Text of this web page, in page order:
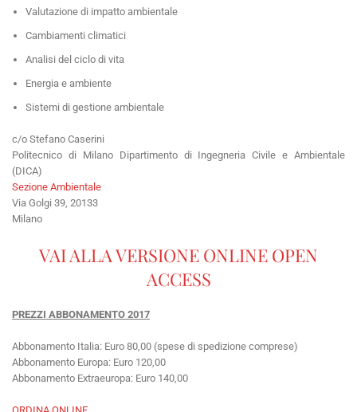
Valutazione di impatto ambientale
Cambiamenti climatici
Analisi del ciclo di vita
Energia e ambiente
Sistemi di gestione ambientale
c/o Stefano Caserini
Politecnico di Milano Dipartimento di Ingegneria Civile e Ambientale
(DICA)
Sezione Ambientale
Via Golgi 39, 20133
Milano
VAI ALLA VERSIONE ONLINE OPEN
ACCESS
PREZZI ABBONAMENTO 2017
Abbonamento Italia: Euro 80,00 (spese di spedizione comprese)
Abbonamento Europa: Euro 120,00
Abbonamento Extraeuropa: Euro 140,00